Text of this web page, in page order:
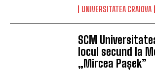
UNIVERSITATEA CRAIOVA
SCM
locul secund la
„Mircea Pașek”